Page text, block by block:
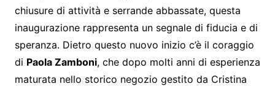
chiusure di attività e serrande abbassate, questa
inaugurazione rappresenta un segnale di fiducia e di
speranza. Dietro questo nuovo inizio c’è il coraggio
di Paola Zamboni, che dopo molti anni di esperienza
maturata nello storico negozio gestito da Cristina